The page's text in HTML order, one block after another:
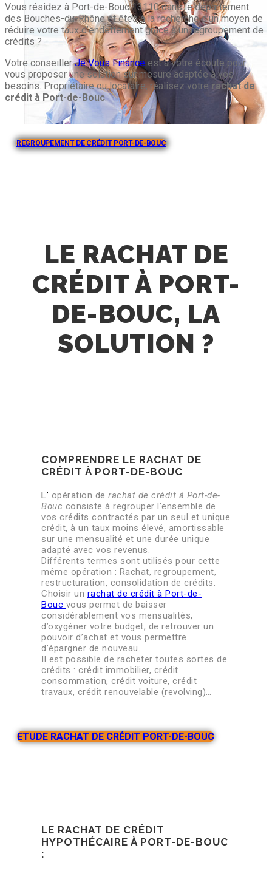
Vous résidez à Port-de-Bouc 13110 dans le département
des Bouches-du-Rhône et êtes à la recherche d’un moyen de
réduire votre taux d’endettement grâce à un regroupement de
crédits ?
Votre conseillerJe Vous Finance est à votre écoute pour
vous proposer une solution sur mesure adaptée à vos
besoins. Propriétaire ou locataire, réalisez votre rachat de
crédit à Port-de-Bouc.
REGROUPEMENT DE CRÉDIT PORT-DE-BOUC
LE RACHAT DE
CRÉDIT À PORT-
DE-BOUC, LA
SOLUTION ?
COMPRENDRE LE RACHAT DE
CRÉDIT À PORT-DE-BOUC
L’ opération de rachat de crédit à Port-de-
Bouc consiste à regrouper l’ensemble de
vos crédits contractés par un seul et unique
crédit, à un taux moins élevé, amortissable
sur une mensualité et une durée unique
adapté avec vos revenus.
Différents termes sont utilisés pour cette
même opération : Rachat, regroupement,
restructuration, consolidation de crédits.
Choisir un rachat de crédit à Port-de-
Bouc vous permet de baisser
considérablement vos mensualités,
d’oxygéner votre budget, de retrouver un
pouvoir d’achat et vous permettre
d’épargner de nouveau.
Il est possible de racheter toutes sortes de
crédits : crédit immobilier, crédit
consommation, crédit voiture, crédit
travaux, crédit renouvelable (revolving)…
ETUDE RACHAT DE CRÉDIT PORT-DE-BOUC
LE RACHAT DE CRÉDIT
HYPOTHÉCAIRE À PORT-DE-BOUC
: